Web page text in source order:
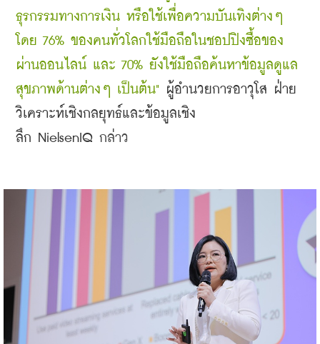
ธุรกรรมทางการเงิน หรือใช้เพื่อความบันเทิงต่างๆ
โดย 76% ของคนทั่วโลกใช้มือถือในชอปปิงซื้อของ
ผ่านออนไลน์ และ 70% ยังใช้มือถือค้นหาข้อมูลดูแล
สุขภาพด้านต่างๆ เป็นต้น"
ผู้อำนวยการอาวุโส ฝ่าย
วิเคราะห์เชิงกลยุทธ์และข้อมูลเชิง
ลึก
NielsenIQ กล่าว